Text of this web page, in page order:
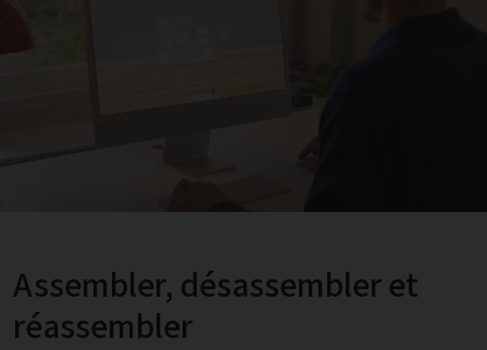
Assembler, désassembler et
réassembler